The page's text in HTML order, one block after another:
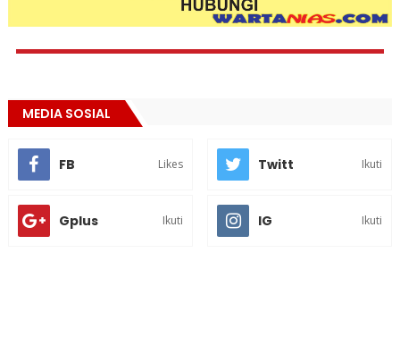
MEDIA SOSIAL
FB Likes Twitt Ikuti
Gplus Ikuti IG Ikuti